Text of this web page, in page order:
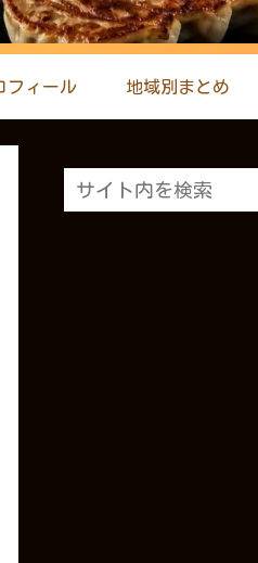
フィール 地域別まとめ